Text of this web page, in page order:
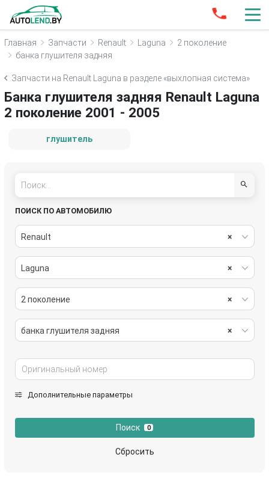
Главная Запчасти Renault Laguna
2 поколение
банка глушителя задняя
Запчасти на Renault Laguna в разделе «выхлопная система»
Банка глушителя задняя Renault Laguna
2 поколение 2001 - 2005
глушитель
ПОИСК ПО АВТОМОБИЛЮ
×
Renault
×
Laguna
×
2 поколение
×
банка глушителя задняя
Дополнительные параметры
Поиск 0
Сбросить